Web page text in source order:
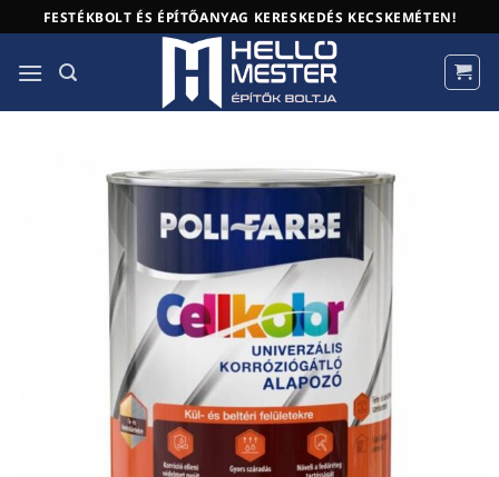
to
content
FESTÉKBOLT ÉS ÉPÍTŐANYAG KERESKEDÉS KECSKEMÉTEN!